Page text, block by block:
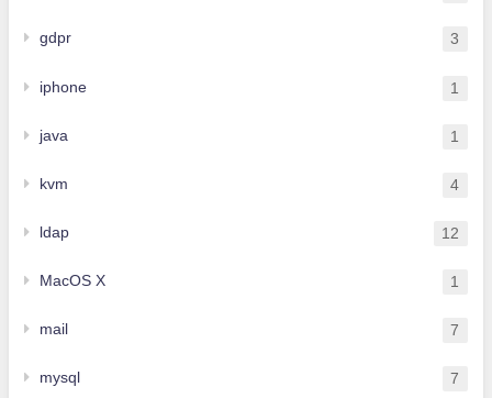
gdpr 3
iphone 1
java 1
kvm 4
ldap 12
MacOS X 1
mail 7
mysql 7